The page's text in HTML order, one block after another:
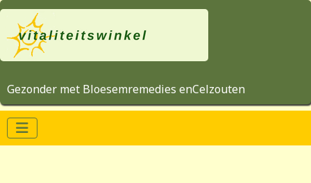
Gezonder met Bloesemremedies enCelzouten